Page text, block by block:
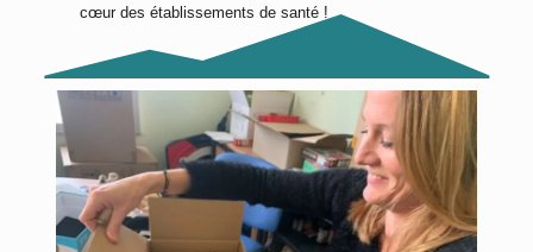
cœur des établissements de santé !